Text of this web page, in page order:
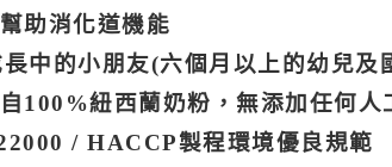
助消化道機能
中的小朋友(六個月以上的幼兒及
100%紐西蘭奶粉，無添加任何
/ HACCP製程環境優良規範